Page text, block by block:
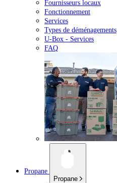
Fournisseurs locaux
Fonctionnement
Services
Types de déménagements
U-Box - Services
FAQ
Propane
Propane